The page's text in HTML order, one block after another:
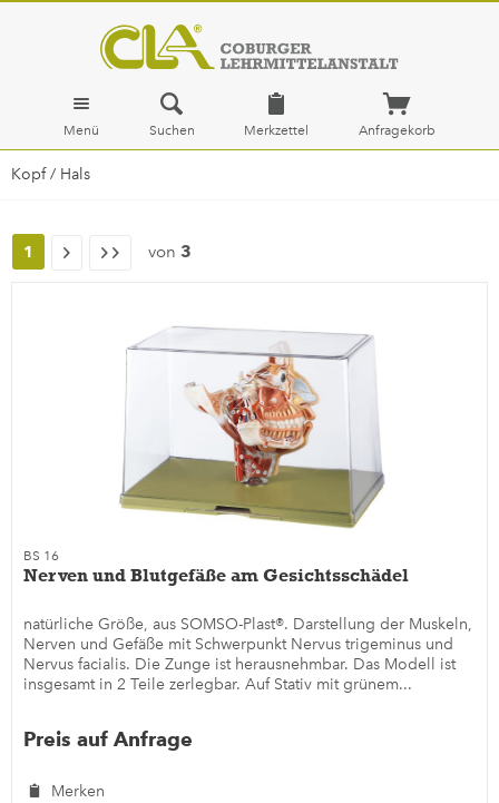
Menü Suchen Merkzettel Anfragekorb
Kopf / Hals
1 von 3
BS 16
Nerven und Blutgefäße am Gesichtsschädel
natürliche Größe, aus SOMSO-Plast®. Darstellung der Muskeln,
Nerven und Gefäße mit Schwerpunkt Nervus trigeminus und
Nervus facialis. Die Zunge ist herausnehmbar. Das Modell ist
insgesamt in 2 Teile zerlegbar. Auf Stativ mit grünem...
Preis auf Anfrage
Merken